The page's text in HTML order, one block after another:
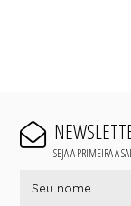
SEJA A PRIMEIRA A